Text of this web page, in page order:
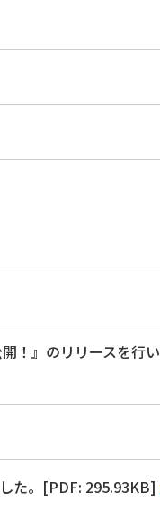
！』のリリースを行
た。[PDF: 295.93KB]